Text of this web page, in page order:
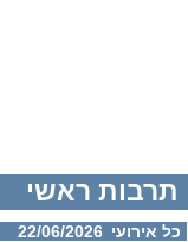
תרבות ראשי
כל אירועי